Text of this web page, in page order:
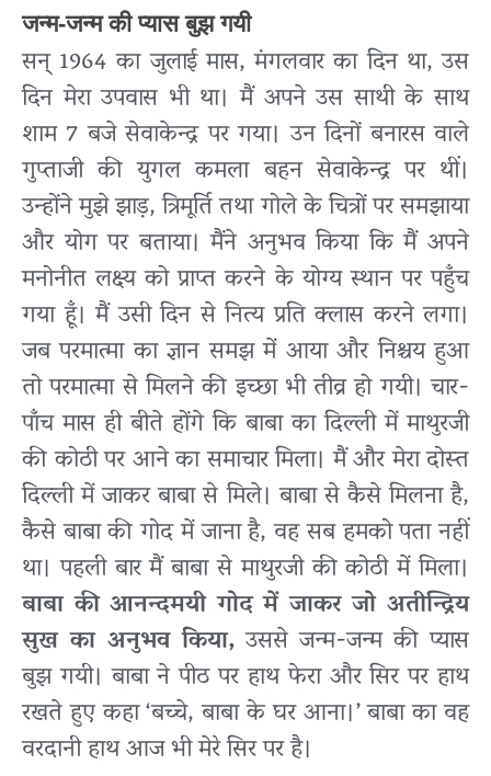
जन्म-जन्म की प्यास बुझ गयी
सन् 1964 का जुलाई मास, मंगलवार का दिन था, उस
दिन मेरा उपवास भी था। मैं अपने उस साथी के साथ
शाम 7 बजे सेवाकेन्द्र पर गया। उन दिनों बनारस वाले
गुप्ताजी की युगल कमला बहन सेवाकेन्द्र पर थीं।
उन्होंने मुझे झाड़, त्रिमूर्ति तथा गोले के चित्रों पर समझाया
और योग पर बताया। मैंने अनुभव किया कि मैं अपने
मनोनीत लक्ष्य को प्राप्त करने के योग्य स्थान पर पहुँच
गया हूँ। मैं उसी दिन से नित्य प्रति क्लास करने लगा।
जब परमात्मा का ज्ञान समझ में आया और निश्चय हुआ
तो परमात्मा से मिलने की इच्छा भी तीव्र हो गयी। चार-
पाँच मास ही बीते होंगे कि बाबा का दिल्ली में माथुरजी
की कोठी पर आने का समाचार मिला। मैं और मेरा दोस्त
दिल्ली में जाकर बाबा से मिले। बाबा से कैसे मिलना है,
कैसे बाबा की गोद में जाना है, वह सब हमको पता नहीं
था। पहली बार मैं बाबा से माथुरजी की कोठी में मिला।
बाबा की आनन्दमयी गोद में जाकर जो अतीन्द्रिय
सुख का अनुभव किया, उससे जन्म-जन्म की प्यास
बुझ गयी। बाबा ने पीठ पर हाथ फेरा और सिर पर हाथ
रखते हुए कहा ‘बच्चे, बाबा के घर आना।’ बाबा का वह
वरदानी हाथ आज भी मेरे सिर पर है।